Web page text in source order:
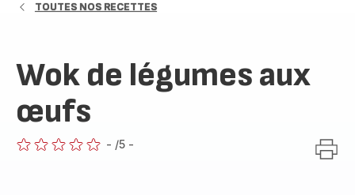
TOUTES NOS RECETTES
Wok de légumes aux
œufs
- /5 -